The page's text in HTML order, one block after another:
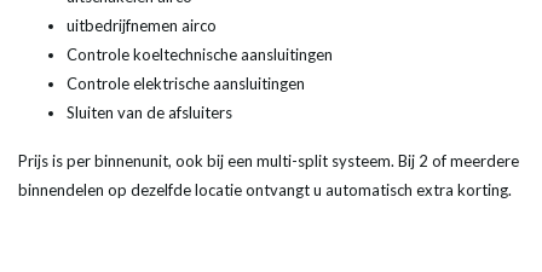
uitbedrijfnemen airco
Controle koeltechnische aansluitingen
Controle elektrische aansluitingen
Sluiten van de afsluiters
Prijs is per binnenunit, ook bij een multi-split systeem. Bij 2 of meerdere
binnendelen op dezelfde locatie ontvangt u automatisch extra korting.